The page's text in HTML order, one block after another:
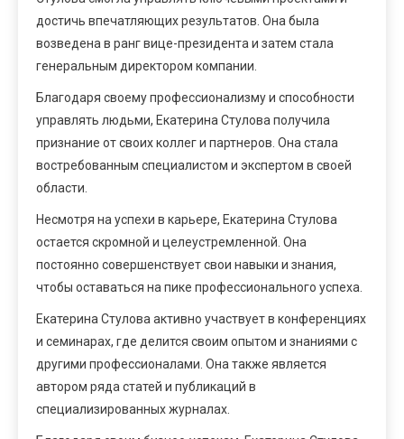
достичь впечатляющих результатов. Она была
возведена в ранг вице-президента и затем стала
генеральным директором компании.
Благодаря своему профессионализму и способности
управлять людьми, Екатерина Стулова получила
признание от своих коллег и партнеров. Она стала
востребованным специалистом и экспертом в своей
области.
Несмотря на успехи в карьере, Екатерина Стулова
остается скромной и целеустремленной. Она
постоянно совершенствует свои навыки и знания,
чтобы оставаться на пике профессионального успеха.
Екатерина Стулова активно участвует в конференциях
и семинарах, где делится своим опытом и знаниями с
другими профессионалами. Она также является
автором ряда статей и публикаций в
специализированных журналах.